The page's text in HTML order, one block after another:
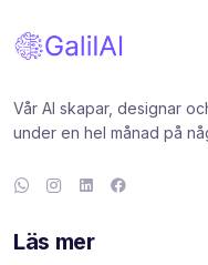
Vår AI skapar, designar
under en hel månad på
Läs mer